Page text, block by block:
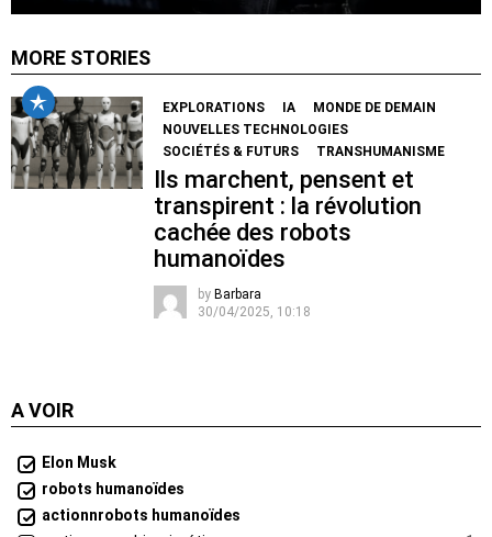
MORE STORIES
EXPLORATIONS IA
MONDE DE DEMAIN
NOUVELLES TECHNOLOGIES
SOCIÉTÉS & FUTURS
TRANSHUMANISME
Ils marchent, pensent et
transpirent : la révolution
cachée des robots
humanoïdes
by Barbara
30/04/2025, 10:18
A VOIR
Elon Musk
robots humanoïdes
actionnrobots humanoïdes